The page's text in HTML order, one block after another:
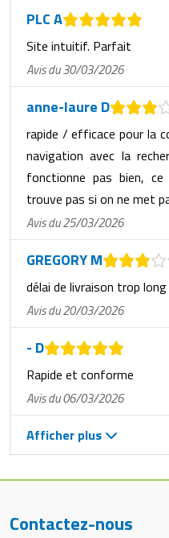
PLC A
Site intuitif. Parfait
Avis du 30/03/2026
anne-laure D
rapide / efficace pour la
navigation avec la
fonctionne pas bien,
trouve pas si on ne met
Avis du 25/03/2026
GREGORY M
délai de livraison trop long
Avis du 20/03/2026
- D
Rapide et conforme
Avis du 06/03/2026
Afficher plus
Contactez-nous